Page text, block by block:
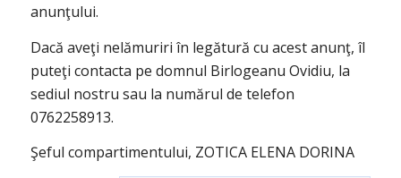
anunţului.
Dacă aveţi nelămuriri în legătură cu acest anunţ, îl
puteţi contacta pe domnul Birlogeanu Ovidiu, la
sediul nostru sau la numărul de telefon
0762258913.
Şeful compartimentului, ZOTICA ELENA DORINA